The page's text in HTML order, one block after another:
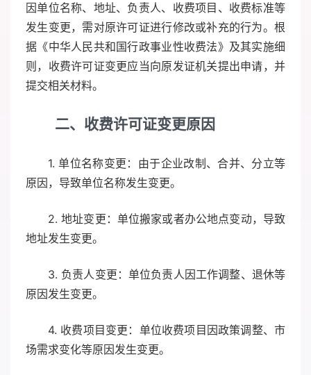
因单位名称、地址、负责人、收费项目、收费标准等
发生变更，需对原许可证进行修改或补充的行为。根
据《中华人民共和国行政事业性收费法》及其实施细
则，收费许可证变更应当向原发证机关提出申请，并
提交相关材料。
二、收费许可证变更原因
1. 单位名称变更：由于企业改制、合并、分立等
原因，导致单位名称发生变更。
2. 地址变更：单位搬家或者办公地点变动，导致
地址发生变更。
3. 负责人变更：单位负责人因工作调整、退休等
原因发生变更。
4. 收费项目变更：单位收费项目因政策调整、市
场需求变化等原因发生变更。